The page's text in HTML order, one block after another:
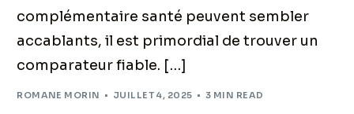
complémentaire santé peuvent sembler
accablants, il est primordial de trouver un
comparateur fiable. […]
ROMANE MORIN JUILLET 4, 2025 3 MIN READ